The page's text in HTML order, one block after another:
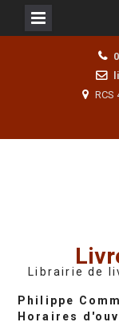
RCS
Librairie de